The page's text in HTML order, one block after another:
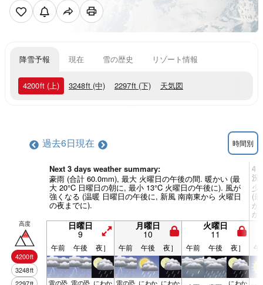
降雪予報 現在 雪の歴史 リゾート情報
4200ft (上) 3248ft (中) 2297ft (下) 天気図
過去6日現在 時間別
Next 3 days weather summary:
豪雨 (合計 60.0mm), 最大 火曜日の午後の間. 暖かい (最
大 20°C 日曜日の朝に, 最小 13°C 火曜日の午後に). 風が
強くなる (温暖 日曜日の午後に, 新風 南南東から 火曜日
の夜までに).
4 -
況
少
(
が
か
高度
4200ft
3248ft
日曜日
9
月曜日
10
火曜日
11
午前 午後 夜］ 午前 午後 夜］ 午前 午後 夜］ 午
雷の恐 雷の恐 にわか 雷の恐 にわか にわか にわか